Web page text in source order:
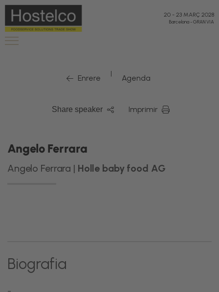
20 - 23 MARÇ 2028
Barcelona-GRAN VIA
Enrere | Agenda
Share speaker Imprimir
Angelo Ferrara
Angelo Ferrara | Holle baby food AG
Biografia